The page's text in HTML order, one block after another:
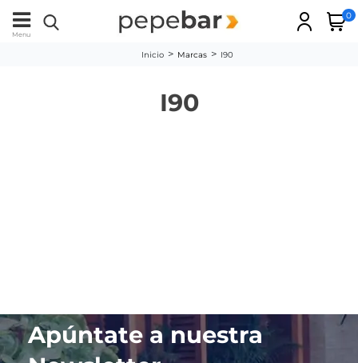
Menu
0
Inicio Marcas I90
I90
Apúntate a nuestra